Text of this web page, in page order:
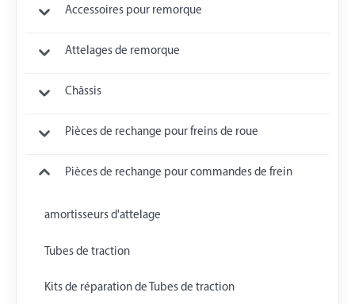
Accessoires pour remorque
Attelages de remorque
Châssis
Pièces de rechange pour freins de roue
Pièces de rechange pour commandes de frein
amortisseurs d'attelage
Tubes de traction
Kits de réparation de Tubes de traction